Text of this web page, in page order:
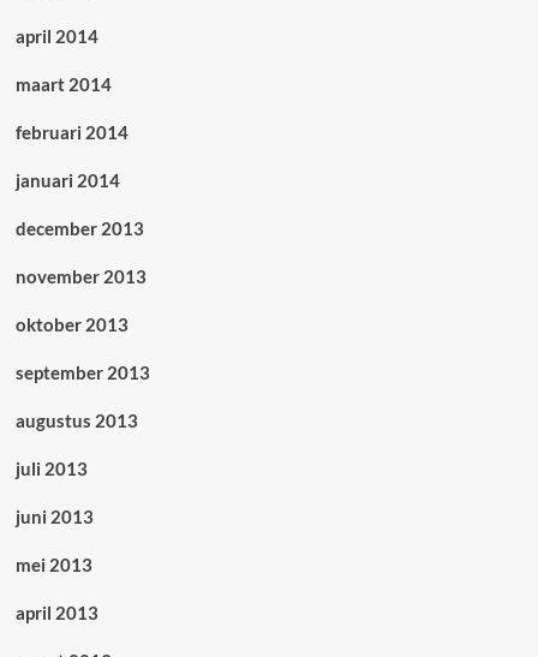
april 2014
maart 2014
februari 2014
januari 2014
december 2013
november 2013
oktober 2013
september 2013
augustus 2013
juli 2013
juni 2013
mei 2013
april 2013